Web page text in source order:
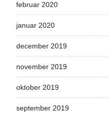
februar 2020
januar 2020
december 2019
november 2019
oktober 2019
september 2019